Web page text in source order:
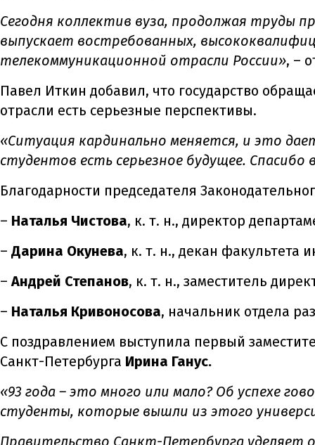
Сегодня коллектив вуза, продолжая труды
выпускает востребованных,
телекоммуникационной отрасли России», –
Павел Иткин добавил, что государство
отрасли есть серьезные перспективы.
«Ситуация кардинально меняется, и это
студентов есть серьезное будущее.
Благодарности председателя
– Наталья Чистова, к. т. н., директор
– Дарина Окунева, к. т. н., декан факультета
–Андрей Степанов, к. т. н., заместитель
– Наталья Кривоносова, начальник отдела
С поздравлением выступила первый
Санкт-Петербурга Ирина Ганус.
«93 года – это много или мало? Об успехе
студенты, которые вышли из этого
Правительство Санкт-Петербурга уделяет